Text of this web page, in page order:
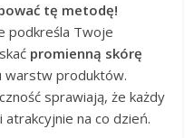
tę metodę!
podkreśla Twoje
promienną skórę
warstw produktów.
sprawiają, że każdy
atrakcyjnie na co dzień.